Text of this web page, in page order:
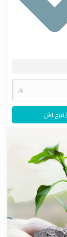

تبرع الآن